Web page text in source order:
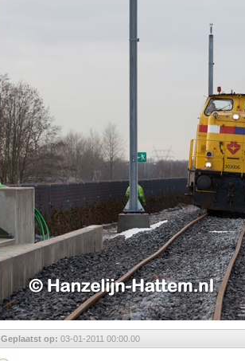
Geplaatst op: 03-01-2011 00:00.00